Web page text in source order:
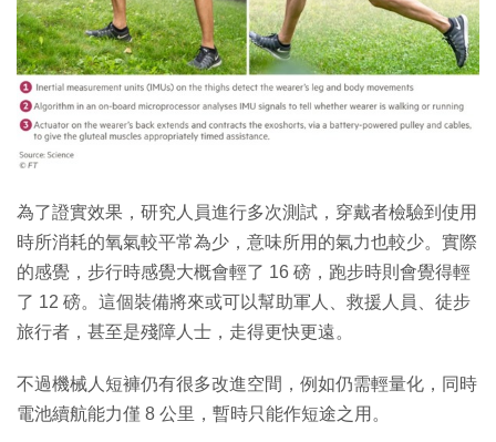
為了證實效果，研究人員進行多次測試，穿戴者檢驗到使用
時所消耗的氧氣較平常為少，意味所用的氣力也較少。實際
的感覺，步行時感覺大概會輕了 16 磅，跑步時則會覺得輕
了 12 磅。這個裝備將來或可以幫助軍人、救援人員、徒步
旅行者，甚至是殘障人士，走得更快更遠。
不過機械人短褲仍有很多改進空間，例如仍需輕量化，同時
電池續航能力僅 8 公里，暫時只能作短途之用。